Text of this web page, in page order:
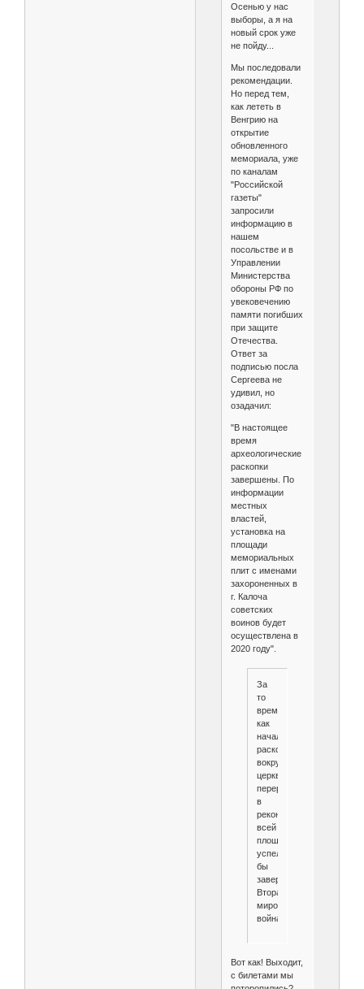
Осенью у нас
выборы, а я на
новый срок уже
не пойду...
Мы последовали
рекомендации.
Но перед тем,
как лететь в
Венгрию на
открытие
обновленного
мемориала, уже
по каналам
"Российской
газеты"
запросили
информацию в
нашем
посольстве и в
Управлении
Министерства
обороны РФ по
увековечению
памяти погибших
при защите
Отечества.
Ответ за
подписью посла
Сергеева не
удивил, но
озадачил:
"В настоящее
время
археологические
раскопки
завершены. По
информации
местных
властей,
установка на
площади
мемориальных
плит с именами
захороненных в
г. Калоча
советских
воинов будет
осуществлена в
2020 году".
За
то
время,
как
начались
раскопки
вокруг
церкви,
переросшие
в
реконструкцию
всей
площади,
успела
бы
завершиться
Вторая
мировая
война
Вот как! Выходит,
с билетами мы